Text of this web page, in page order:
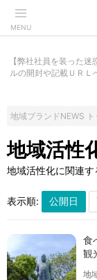
MENU
【弊社社員を装った
ルの開封や記載ＵＲＬ
地域ブランドNEWS ト
地域活性
地域活性化に関連す
表示順:
食
観
地